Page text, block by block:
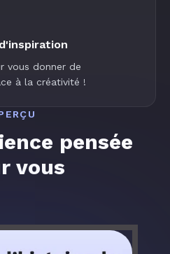
vous donner de
à la créativité !
pensée
vous